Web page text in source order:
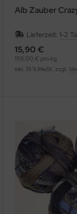
Alb Zauber
Lieferzeit:1-2
15,90 €
159,00 € pro kg
inkl. 19 % MwSt. zzgl.